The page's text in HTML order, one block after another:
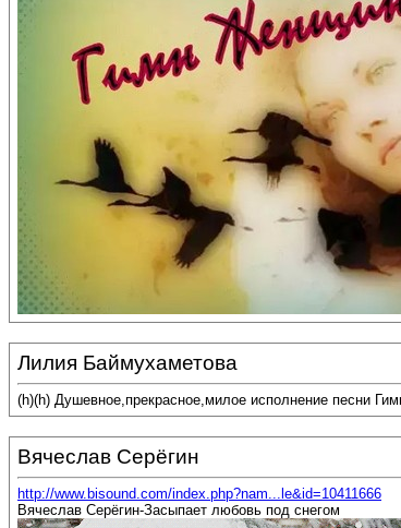
Лилия Баймухаметова
(h)(h) Душевное,прекрасное,милое исполнение песни
Вячеслав Серёгин
http://www.bisound.com/index.php?nam...le&id=10411666
Вячеслав Серёгин-Засыпает любовь под снегом